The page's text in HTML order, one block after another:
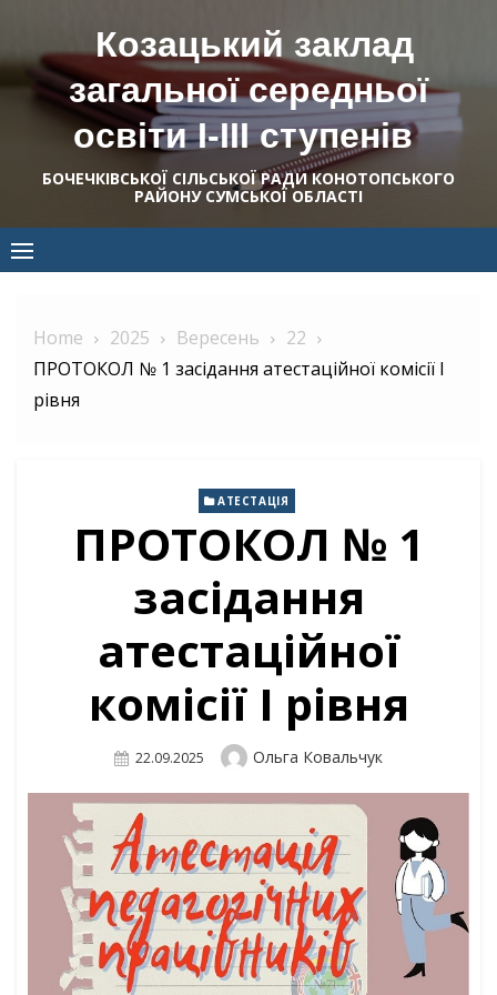
content
Козацький заклад
загальної середньої
освіти І-ІІІ ступенів
БОЧЕЧКІВСЬКОЇ СІЛЬСЬКОЇ РАДИ КОНОТОПСЬКОГО
РАЙОНУ СУМСЬКОЇ ОБЛАСТІ
Home 2025 Вересень
22
ПРОТОКОЛ № 1 засідання атестаційної комісії І
рівня
АТЕСТАЦІЯ
ПРОТОКОЛ № 1
засідання
атестаційної
комісії І рівня
Posted
22.09.2025 Author
Ольга Ковальчук